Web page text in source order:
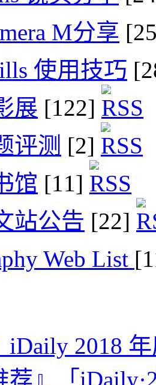
M分享
使用技巧
展 [122]
评测 [2]
馆 [11]
站公告 [22]
Web List
iDaily 2018
荐』「